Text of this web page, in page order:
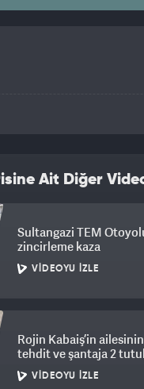
Ait Diğer
Sultangazi TEM
zincirleme kaza
VIDEOYU İZLE
Rojin Kabaiş’in
tehdit ve şantaja 2
VIDEOYU İZLE